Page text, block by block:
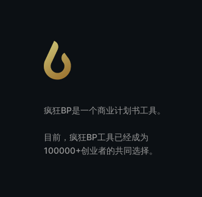
疯狂BP是一个商业计划书工具。
目前，疯狂BP工具已经成为
100000+创业者的共同选择。